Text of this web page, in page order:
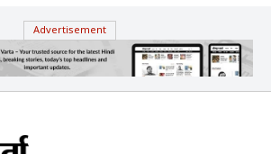
Advertisement